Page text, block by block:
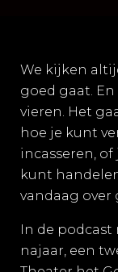
We kijken
goed gaat.
vieren. Het
hoe je kunt
incasseren,
kunt
vandaag over
In de
najaar, een